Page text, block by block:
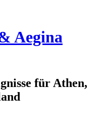
Aegina
für Athen,